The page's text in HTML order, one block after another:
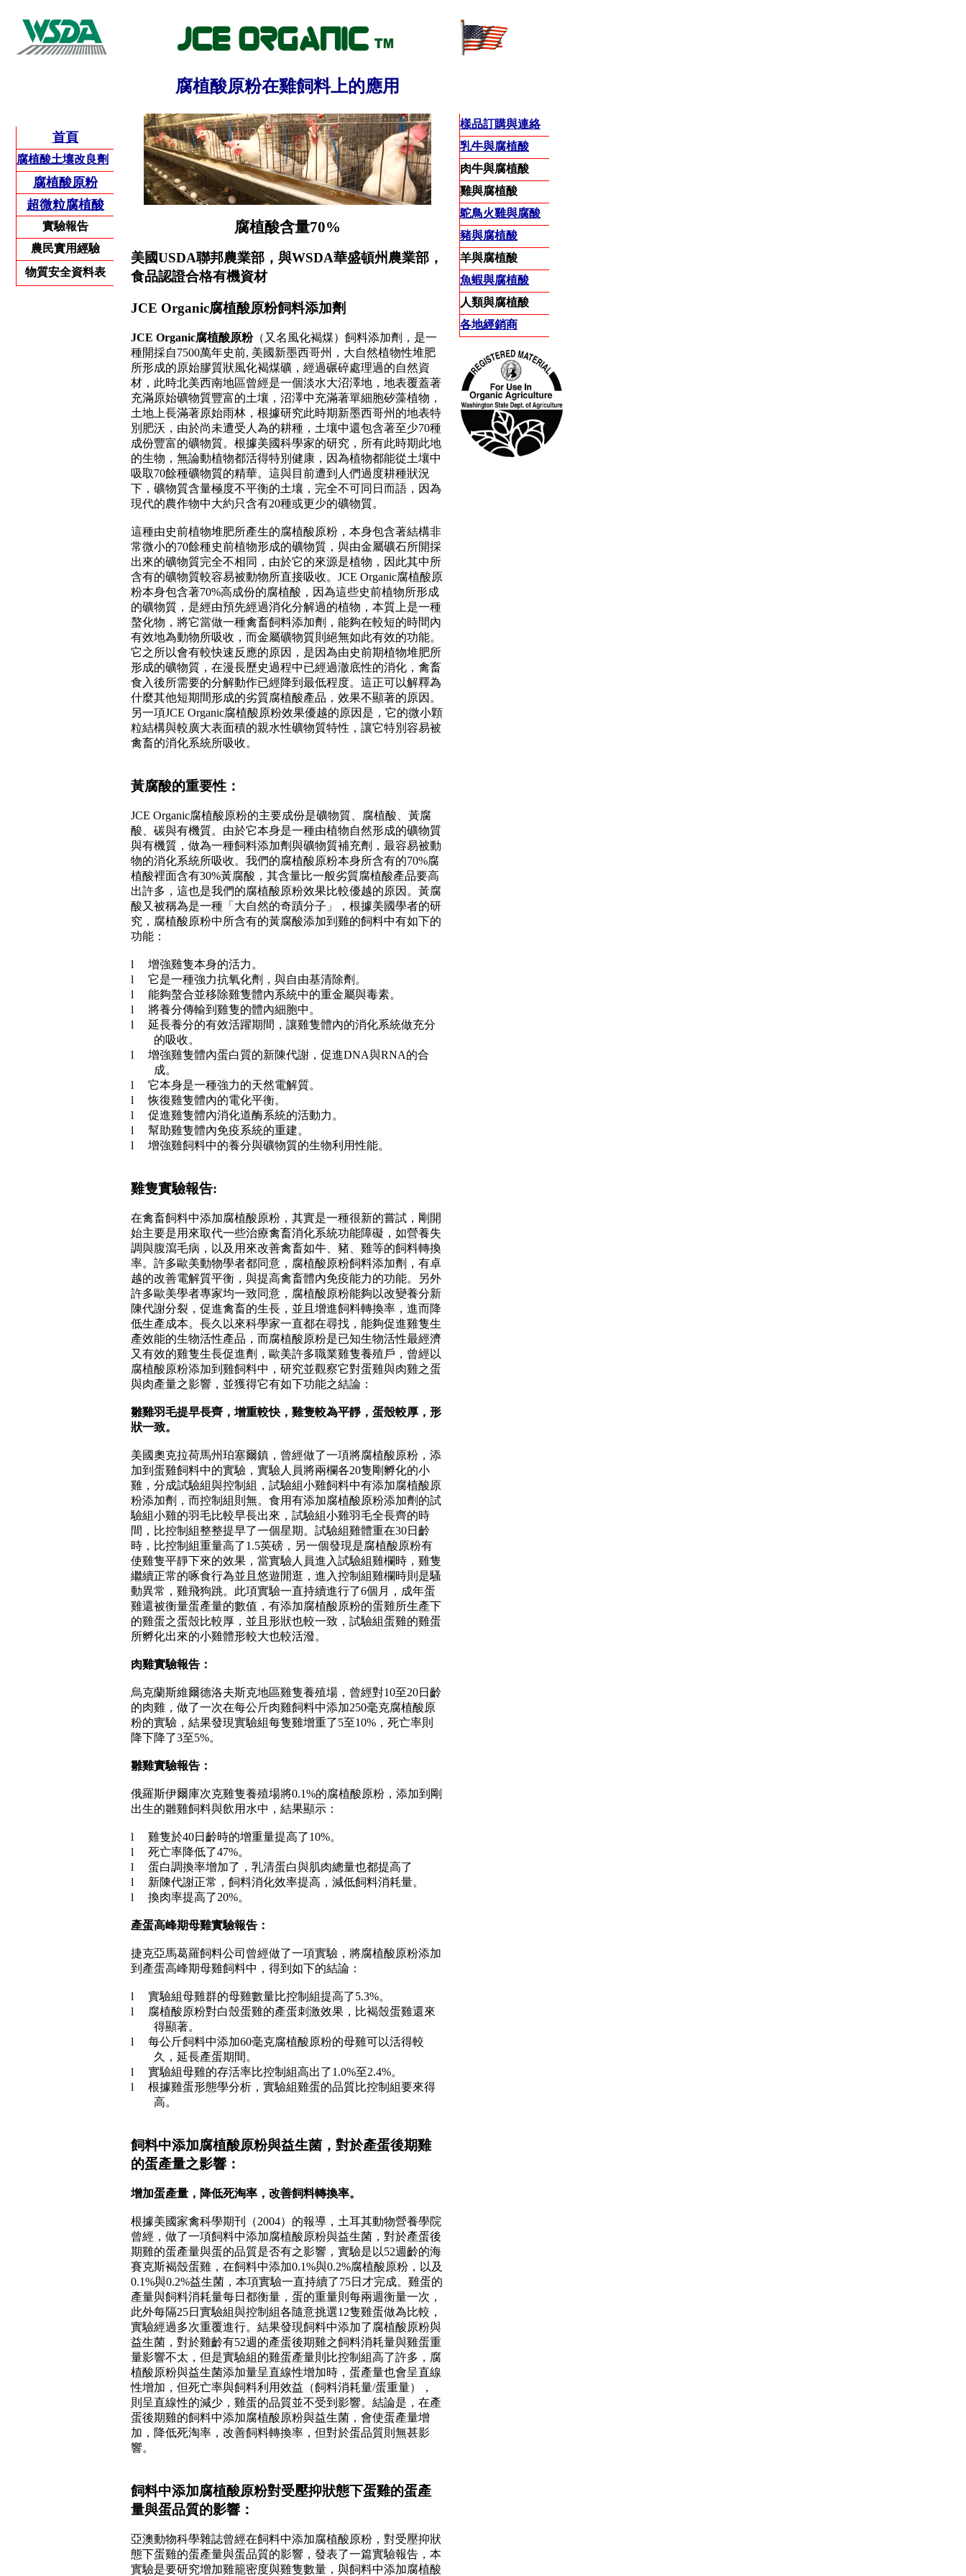
腐植酸原粉在雞飼料上的應用
首頁
腐植酸土壤改良劑
腐植酸原粉
超微粒腐植酸
實驗報告
農民實用經驗
物質安全資料表
腐植酸含量70%
美國USDA聯邦農業部，與WSDA華盛頓州農業部，
食品認證合格有機資材
JCE Organic腐植酸原粉飼料添加劑
JCE Organic腐植酸原粉（又名風化褐煤）飼料添加劑，是一
種開採自7500萬年史前, 美國新墨西哥州，大自然植物性堆肥
所形成的原始膠質狀風化褐煤礦，經過碾碎處理過的自然資
材，此時北美西南地區曾經是一個淡水大沼澤地，地表覆蓋著
充滿原始礦物質豐富的土壤，沼澤中充滿著單細胞矽藻植物，
土地上長滿著原始雨林，根據研究此時期新墨西哥州的地表特
別肥沃，由於尚未遭受人為的耕種，土壤中還包含著至少70種
成份豐富的礦物質。根據美國科學家的研究，所有此時期此地
的生物，無論動植物都活得特別健康，因為植物都能從土壤中
吸取70餘種礦物質的精華。這與目前遭到人們過度耕種狀況
下，礦物質含量極度不平衡的土壤，完全不可同日而語，因為
現代的農作物中大約只含有20種或更少的礦物質。
這種由史前植物堆肥所產生的腐植酸原粉，本身包含著結構非
常微小的70餘種史前植物形成的礦物質，與由金屬礦石所開採
出來的礦物質完全不相同，由於它的來源是植物，因此其中所
含有的礦物質較容易被動物所直接吸收。 JCE Organic腐植酸原
粉本身包含著70%高成份的腐植酸，因為這些史前植物所形成
的礦物質，是經由預先經過消化分解過的植物，本質上是一種
螯化物，將它當做一種禽畜飼料添加劑，能夠在較短的時間內
有效地為動物所吸收，而金屬礦物質則絕無如此有效的功能。
它之所以會有較快速反應的原因，是因為由史前期植物堆肥所
形成的礦物質，在漫長歷史過程中已經過澈底性的消化，禽畜
食入後所需要的分解動作已經降到最低程度。這正可以解釋為
什麼其他短期間形成的劣質腐植酸產品，效果不顯著的原因。
另一項JCE Organic腐植酸原粉效果優越的原因是，它的微小顆
粒結構與較廣大表面積的親水性礦物質特性，讓它特別容易被
禽畜的消化系統所吸收。
黃腐酸的重要性：
JCE Organic腐植酸原粉的主要成份是礦物質、腐植酸、黃腐
酸、碳與有機質。由於它本身是一種由植物自然形成的礦物質
與有機質，做為一種飼料添加劑與礦物質補充劑，最容易被動
物的消化系統所吸收。我們的腐植酸原粉本身所含有的70%腐
植酸裡面含有30%黃腐酸，其含量比一般劣質腐植酸產品要高
出許多，這也是我們的腐植酸原粉效果比較優越的原因。黃腐
酸又被稱為是一種「大自然的奇蹟分子」，根據美國學者的研
究，腐植酸原粉中所含有的黃腐酸添加到雞的飼料中有如下的
功能：
l
增強雞隻本身的活力。
l
它是一種強力抗氧化劑，與自由基清除劑 。
l
能夠螯合並移除雞隻體內系統中的重金屬與毒素。
l
將養分傳輸到雞隻的體內細胞中。
l
延長養分的有效活躍期間，讓雞隻體內的消化系統做充分
的吸收。
l
增強雞隻體內蛋白質的新陳代謝，促進DNA與RNA的合
成。
l
它本身是一種強力的天然電解質。
l
恢復雞隻體內的電化平衡。
l
促進雞隻體內消化道酶系統的活動力。
l
幫助雞隻體內免疫系統的重建。
l
增強雞飼料中的養分與礦物質的生物利用性能。
雞隻實驗報告:
在禽畜飼料中添加腐植酸原粉，其實是一種很新的嘗試，剛開
始主要是用來取代一些治療禽畜消化系統功能障礙，如營養失
調與腹瀉毛病，以及用來改善禽畜如牛、豬、雞等的飼料轉換
率。許多歐美動物學者都同意，腐植酸原粉飼料添加劑，有卓
越的改善電解質平衡，與提高禽畜體內免疫能力的功能。另外
許多歐美學者專家均一致同意，腐植酸原粉能夠以改變養分新
陳代謝分裂，促進禽畜的生長，並且增進飼料轉換率，進而降
低生產成本。長久以來科學家一直都在尋找，能夠促進雞隻生
產效能的生物活性產品，而腐植酸原粉是已知生物活性最經濟
又有效的雞隻生長促進劑，歐美許多職業雞隻養殖戶，曾經以
腐植酸原粉添加到雞飼料中，研究並觀察它對蛋雞與肉雞之蛋
與肉產量之影響，並獲得它有如下功能之結論：
雛雞羽毛提早長齊，增重較快，雞隻較為平靜，蛋殼較厚，形
狀一致。
美國奧克拉荷馬州珀塞爾鎮，曾經做了一項將腐植酸原粉，添
加到蛋雞飼料中的實驗，實驗人員將兩欄各20隻剛孵化的小
雞，分成試驗組與控制組，試驗組小雞飼料中有添加腐植酸原
粉添加劑，而控制組則無。食用有添加腐植酸原粉添加劑的試
驗組小雞的羽毛比較早長出來，試驗組小雞羽毛全長齊的時
間，比控制組整整提早了一個星期。試驗組雞體重在30日齡
時，比控制組重量高了1.5英磅，另一個發現是腐植酸原粉有
使雞隻平靜下來的效果，當實驗人員進入試驗組雞欄時，雞隻
繼續正常的啄食行為並且悠遊閒逛，進入控制組雞欄時則是騷
動異常，雞飛狗跳。此項實驗一直持續進行了6個月，成年蛋
雞還被衡量蛋產量的數值，有添加腐植酸原粉的蛋雞所生產下
的雞蛋之蛋殼比較厚，並且形狀也較一致，試驗組蛋雞的雞蛋
所孵化出來的小雞體形較大也較活潑。
肉雞實驗報告：
烏克蘭斯維爾德洛夫斯克地區雞隻養殖場，曾經對10至20日齡
的肉雞，做了一次在每公斤肉雞飼料中添加250毫克腐植酸原
粉的實驗，結果發現實驗組每隻雞增重了5至10% ，死亡率則
降下降了3至5%。
雛雞實驗報告：
俄羅斯伊爾庫次克雞隻養殖場將0.1%的腐植酸原粉，添加到剛
出生的雛雞飼料與飲用水中，結果顯示：
l 雞隻於40日齡時的增重量提高了10%。
l
死亡率降低了47%。
l
蛋白調換率增加了，乳清蛋白與肌肉總量也都提高了
l
新陳代謝正常，飼料消化效率提高，減低飼料消耗量。
l
換肉率提高了20%。
產蛋高峰期母雞實驗報告：
捷克亞馬葛羅飼料公司曾經做了一項實驗，將腐植酸原粉添加
到產蛋高峰期母雞飼料中，得到如下的結論：
l 實驗組母雞群的母雞數量比控制組提高了5.3%。
l
腐植酸原粉對白殼蛋雞的產蛋刺激效果，比褐殼蛋雞還來
得顯著。
l
每公斤飼料中添加60毫克腐植酸原粉的母雞可以活得較
久，延長產蛋期間。
l
實驗組母雞的存活率比控制組高出了1.0%至2.4%。
l
根據雞蛋形態學分析，實驗組雞蛋的品質比控制組要來得
高。
飼料中添加腐植酸原粉與益生菌，對於產蛋後期雞
的蛋產量之影響：
增加蛋產量，降低死淘率，改善飼料轉換率。
根據美國家禽科學期刊（2004）的報導，土耳其動物營養學院
曾經，做了一項飼料中添加腐植酸原粉與益生菌，對於產蛋後
期雞的蛋產量與蛋的品質是否有之影響，實驗是以52週齡的海
賽克斯褐殼蛋雞，在飼料中添加0.1%與0.2%腐植酸原粉，以及
0.1%與0.2%益生菌，本項實驗一直持續了75日才完成。雞蛋的
產量與飼料消耗量每日都衡量，蛋的重量則每兩週衡量一次，
此外每隔25日實驗組與控制組各隨意挑選12隻雞蛋做為比較，
實驗經過多次重覆進行。結果發現飼料中添加了腐植酸原粉與
益生菌，對於雞齡有52週的產蛋後期雞之飼料消耗量與雞蛋重
量影響不太，但是實驗組的雞蛋產量則比控制組高了許多，腐
植酸原粉與益生菌添加量呈直線性增加時，蛋產量也會呈直線
性增加，但死亡率與飼料利用效益（飼料消耗量/蛋重量），
則呈直線性的減少，雞蛋的品質並不受到影響。結論是，在產
蛋後期雞的飼料中添加腐植酸原粉與益生菌，會使蛋產量增
加，降低死淘率，改善飼料轉換率，但對於蛋品質則無甚影
響。
飼料中添加腐植酸原粉對受壓抑狀態下蛋雞的蛋產
量與蛋品質的影響：
亞澳動物科學雜誌曾經在飼料中添加腐植酸原粉，對受壓抑狀
態下蛋雞的蛋產量與蛋品質的影響，發表了一篇實驗報告，本
實驗是要研究增加雞籠密度與雞隻數量，與飼料中添加腐植酸
樣品訂購與連絡
乳牛與腐植酸
肉牛與腐植酸
雞與腐植酸
鴕鳥火雞與腐酸
豬與腐植酸
羊與腐植酸
魚蝦與腐植酸
人類與腐植酸
各地經銷商